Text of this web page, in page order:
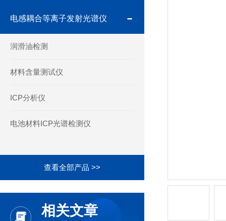
电感耦合等离子发射光谱仪
润滑油检测
材料含量测试仪
ICP分析仪
电池材料ICP光谱检测仪
查看全部产品 >>
相关文章